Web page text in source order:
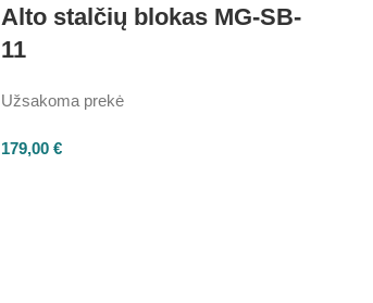
Alto stalčių blokas MG-SB-
11
Užsakoma prekė
179,00 €